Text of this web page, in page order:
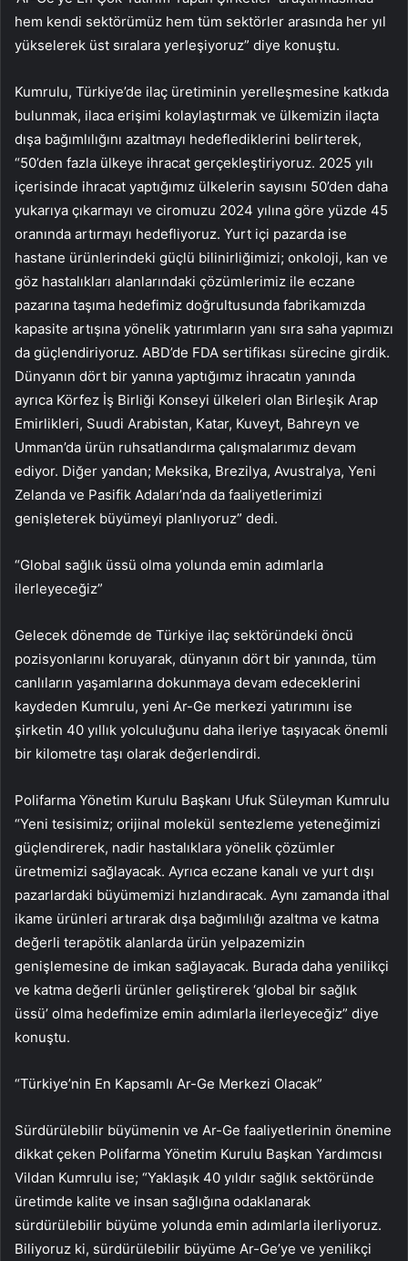
hem kendi sektörümüz hem tüm sektörler arasında her yıl
yükselerek üst sıralara yerleşiyoruz” diye konuştu.
Kumrulu, Türkiye’de ilaç üretiminin yerelleşmesine katkıda
bulunmak, ilaca erişimi kolaylaştırmak ve ülkemizin ilaçta
dışa bağımlılığını azaltmayı hedeflediklerini belirterek,
“50’den fazla ülkeye ihracat gerçekleştiriyoruz. 2025 yılı
içerisinde ihracat yaptığımız ülkelerin sayısını 50’den daha
yukarıya çıkarmayı ve ciromuzu 2024 yılına göre yüzde 45
oranında artırmayı hedefliyoruz. Yurt içi pazarda ise
hastane ürünlerindeki güçlü bilinirliğimizi; onkoloji, kan ve
göz hastalıkları alanlarındaki çözümlerimiz ile eczane
pazarına taşıma hedefimiz doğrultusunda fabrikamızda
kapasite artışına yönelik yatırımların yanı sıra saha yapımızı
da güçlendiriyoruz. ABD’de FDA sertifikası sürecine girdik.
Dünyanın dört bir yanına yaptığımız ihracatın yanında
ayrıca Körfez İş Birliği Konseyi ülkeleri olan Birleşik Arap
Emirlikleri, Suudi Arabistan, Katar, Kuveyt, Bahreyn ve
Umman’da ürün ruhsatlandırma çalışmalarımız devam
ediyor. Diğer yandan; Meksika, Brezilya, Avustralya, Yeni
Zelanda ve Pasifik Adaları’nda da faaliyetlerimizi
genişleterek büyümeyi planlıyoruz” dedi.
“Global sağlık üssü olma yolunda emin adımlarla
ilerleyeceğiz”
Gelecek dönemde de Türkiye ilaç sektöründeki öncü
pozisyonlarını koruyarak, dünyanın dört bir yanında, tüm
canlıların yaşamlarına dokunmaya devam edeceklerini
kaydeden Kumrulu, yeni Ar-Ge merkezi yatırımını ise
şirketin 40 yıllık yolculuğunu daha ileriye taşıyacak önemli
bir kilometre taşı olarak değerlendirdi.
Polifarma Yönetim Kurulu Başkanı Ufuk Süleyman Kumrulu
“Yeni tesisimiz; orijinal molekül sentezleme yeteneğimizi
güçlendirerek, nadir hastalıklara yönelik çözümler
üretmemizi sağlayacak. Ayrıca eczane kanalı ve yurt dışı
pazarlardaki büyümemizi hızlandıracak. Aynı zamanda ithal
ikame ürünleri artırarak dışa bağımlılığı azaltma ve katma
değerli terapötik alanlarda ürün yelpazemizin
genişlemesine de imkan sağlayacak. Burada daha yenilikçi
ve katma değerli ürünler geliştirerek ‘global bir sağlık
üssü’ olma hedefimize emin adımlarla ilerleyeceğiz” diye
konuştu.
“Türkiye’nin En Kapsamlı Ar-Ge Merkezi Olacak”
Sürdürülebilir büyümenin ve Ar-Ge faaliyetlerinin önemine
dikkat çeken Polifarma Yönetim Kurulu Başkan Yardımcısı
Vildan Kumrulu ise; “Yaklaşık 40 yıldır sağlık sektöründe
üretimde kalite ve insan sağlığına odaklanarak
sürdürülebilir büyüme yolunda emin adımlarla ilerliyoruz.
Biliyoruz ki, sürdürülebilir büyüme Ar-Ge’ye ve yenilikçi